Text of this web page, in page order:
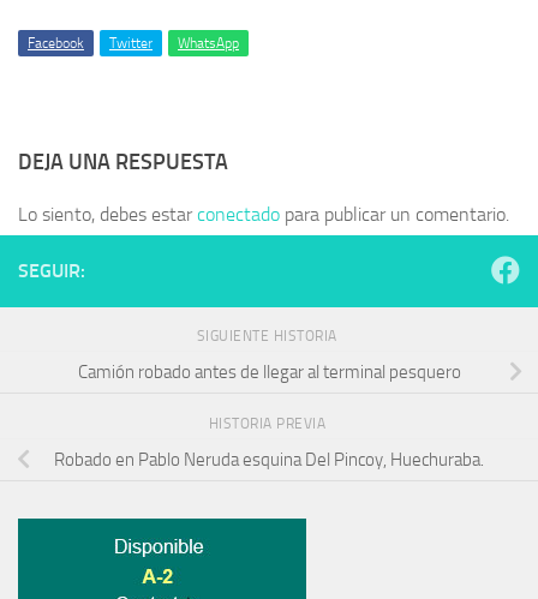
Facebook Twitter WhatsApp
DEJA UNA RESPUESTA
Lo siento, debes estarconectado para publicar un comentario.
SEGUIR:
SIGUIENTE HISTORIA
Camión robado antes de llegar al terminal pesquero
HISTORIA PREVIA
Robado en Pablo Neruda esquina Del Pincoy, Huechuraba.